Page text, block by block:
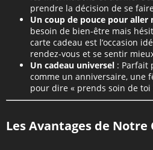
prendre la décision de se
Un coup de pouce pour aller
besoin de bien-être mais
carte cadeau est l’occasion
rendez-vous et se sentir
Un cadeau universel : Parfait
comme un anniversaire, une
pour dire « prends soin de toi
Les Avantages de Notre